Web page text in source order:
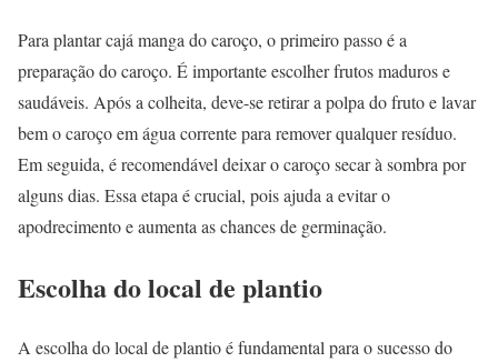
Para plantar cajá manga do caroço, o primeiro passo é a
preparação do caroço. É importante escolher frutos maduros e
saudáveis. Após a colheita, deve-se retirar a polpa do fruto e lavar
bem o caroço em água corrente para remover qualquer resíduo.
Em seguida, é recomendável deixar o caroço secar à sombra por
alguns dias. Essa etapa é crucial, pois ajuda a evitar o
apodrecimento e aumenta as chances de germinação.
Escolha do local de plantio
A escolha do local de plantio é fundamental para o sucesso do